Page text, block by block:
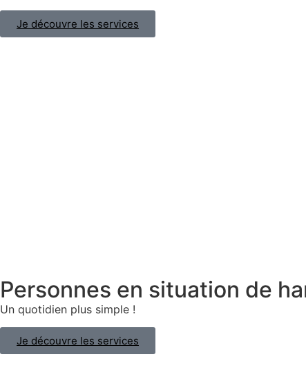
Je découvre les services
Personnes en situation de
Un quotidien plus simple !
Je découvre les services